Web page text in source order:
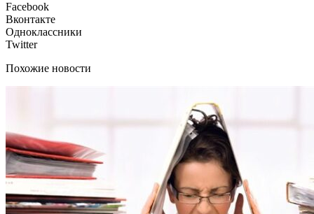
Facebook
Вконтакте
Одноклассники
Twitter
Похожие новости